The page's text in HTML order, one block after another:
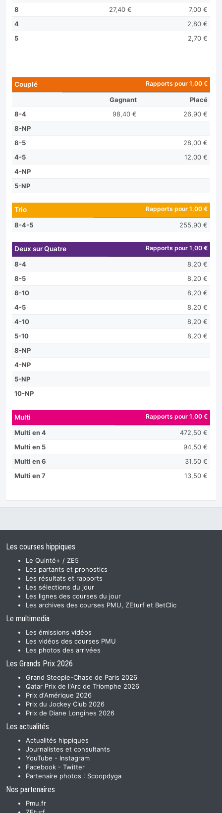
8
27,40 €
7,00 €
4
2,80 €
5
2,70 €
Couplé Rapports pour 1,00 €
Gagnant
Placé
8-4
98,40 €
26,90 €
8-NP
8-5
28,00 €
4-5
12,00 €
4-NP
5-NP
Trio Rapports pour 1,00 €
8-4-5 255,90 €
Deux sur Quatre Rapports pour 1,00 €
8-4
8,20 €
8-5
8,20 €
8-10
8,20 €
4-5
8,20 €
4-10
8,20 €
5-10
8,20 €
8-NP
4-NP
5-NP
10-NP
Multi Rapports pour 1,00 €
Multi en 4
472,50 €
Multi en 5
94,50 €
Multi en 6
31,50 €
Multi en 7
13,50 €
Les courses hippiques
Le Quinté+ / ZE5
Les partants et pronostics
Les résultats et rapports
Les sélections du jour
Les lignes des courses du jour
Les archives des courses PMU, ZEturf et BetClic
Le multimedia
Les émissions vidéos
Les vidéos des courses PMU
Les photos des arrivées
Les Grands Prix 2026
Grand Steeple-Chase de Paris 2026
Qatar Prix de l'Arc de Triomphe 2026
Prix d'Amérique 2026
Prix du Jockey Club 2026
Prix de Diane Longines 2026
Les actualités
Actualités hippiques
Journalistes et consultants
YouTube - Instagram
Facebook - Twitter
Partenaire photos : Scoopdyga
Nos partenaires
Pmu.fr